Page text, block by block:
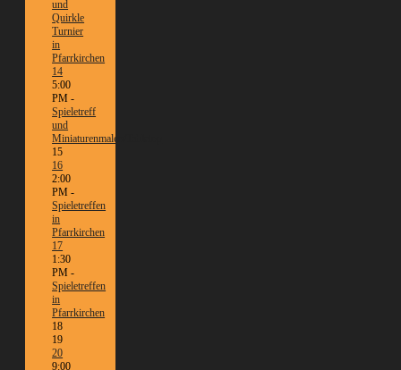
und
Quirkle
Turnier
in
Pfarrkirchen
14
5:00
PM -
Spieletreff
und
Miniaturenmalen/Tabletop
15
16
2:00
PM -
Spieletreffen
in
Pfarrkirchen
17
1:30
PM -
Spieletreffen
in
Pfarrkirchen
18
19
20
9:00